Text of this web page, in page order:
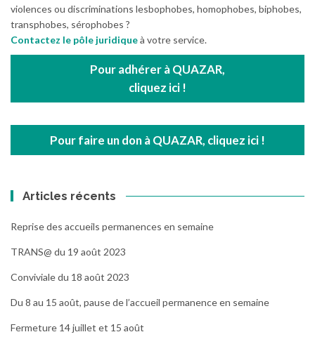
violences ou discriminations lesbophobes, homophobes, biphobes,
transphobes, sérophobes ?
Contactez le pôle juridiqueà votre service.
Pour adhérer à QUAZAR,
cliquez ici !
Pour faire un don à QUAZAR, cliquez ici !
Articles récents
Reprise des accueils permanences en semaine
TRANS@ du 19 août 2023
Conviviale du 18 août 2023
Du 8 au 15 août, pause de l’accueil permanence en semaine
Fermeture 14 juillet et 15 août